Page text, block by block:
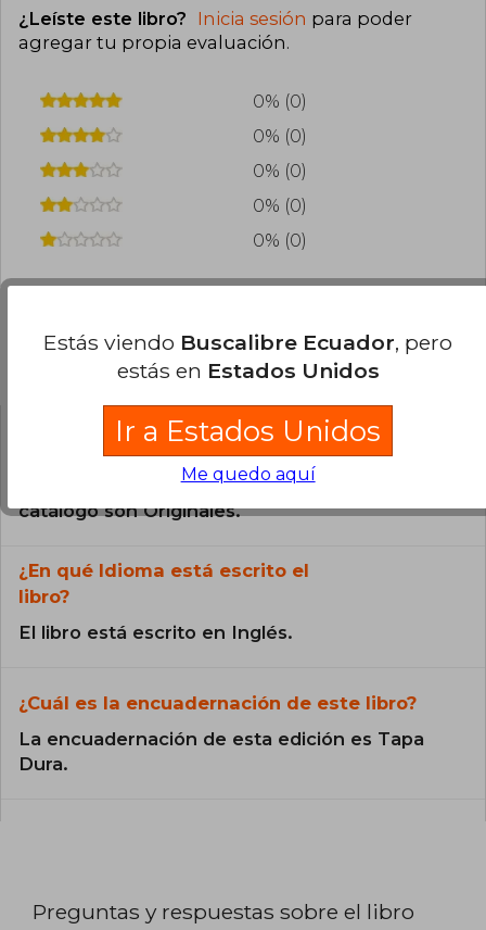
¿Leíste este libro? Inicia sesión para poder
agregar tu propia evaluación.
0% (0)
0% (0)
0% (0)
0% (0)
0% (0)
Preguntas frecuentes sobre el libro
Todos los libros de nuestro
catálogo son Originales.
¿En qué Idioma está escrito el
libro?
El libro está escrito en Inglés.
¿Cuál es la encuadernación de este libro?
La encuadernación de esta edición es Tapa
Dura.
Preguntas y respuestas sobre el libro
Estás viendo Buscalibre Ecuador, pero
estás en Estados Unidos
Ir a Estados Unidos
Me quedo aquí